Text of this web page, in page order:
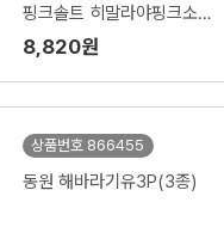
핑크솔트 히말라야핑크소금
블랙페퍼 통후추 그라인더
리필소금 명절선물 기념품
답례품 근로자의날 창립기
념 실속 소금선물세트
8,820원
상품번호 866455
동원 해바라기유3P(3종)